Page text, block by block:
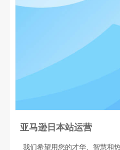
亚马逊日本站运营
我们希望用您的才华、智慧和